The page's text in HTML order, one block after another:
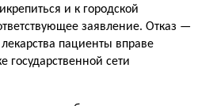
и к городской
заявление. Отказ —
пациенты вправе
государственной сети